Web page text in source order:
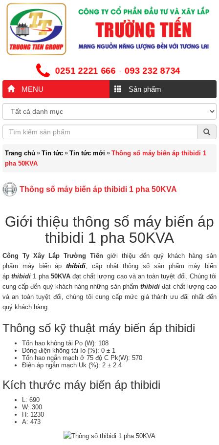
0251 2221 666 - 093 232 8734
MENU Sản phẩm
Trang chủ » Tin tức » Tin tức mới » Thông số máy biến áp thibidi 1
pha 50KVA
Thông số máy biến áp thibidi 1 pha 50KVA
Giới thiệu thông số máy biến áp
thibidi 1 pha 50KVA
Công Ty Xây Lắp Trường Tiến giới thiệu đến quý khách hàng sản
phẩm máy biến áp thibidi , cập nhật thông số sản phẩm máy biến
ápthibidi 1 pha 50KVAđạt chất lượng cao và an toàn tuyệt đối. Chúng tôi
cung cấp đến quý khách hàng những sản phẩmthibidi đạt chất lượng cao
và an toàn tuyệt đối, chúng tôi cung cấp mức giá thành ưu đãi nhất đến
quý khách hàng.
Thông số kỹ thuật máy biến áp thibidi
Tổn hao không tải Po (W): 108
Dòng điện không tải Io (%): 0 ± 1
Tổn hao ngắn mạch ở 75 độ C Pk(W): 570
Điện áp ngắn mạch Uk (%): 2 ± 2.4
Kích thước máy biến áp thibidi
L: 690
W: 300
H: 1230
A: 473